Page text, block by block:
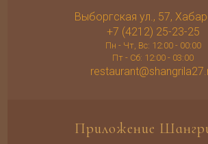
Выборгская ул., 57,
+7 (4212) 25-23-25
Пн - Чт, Вс: 12:00 - 00:00
Пт - Сб: 12:00 - 03:00
Приложение